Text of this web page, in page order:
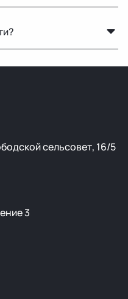
дефекты перед
сельсовет, 16/5
3